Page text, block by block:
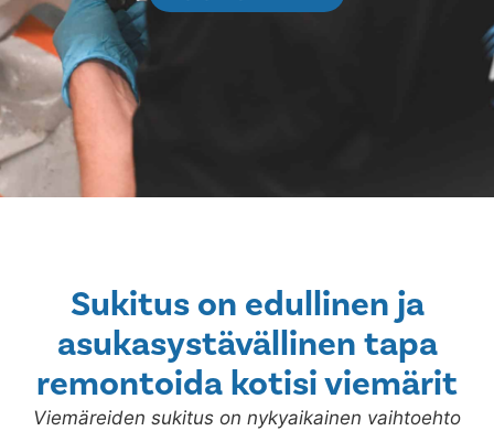
Sukitus on edullinen ja
asukasystävällinen tapa
remontoida kotisi viemärit
Viemäreiden sukitus on nykyaikainen vaihtoehto